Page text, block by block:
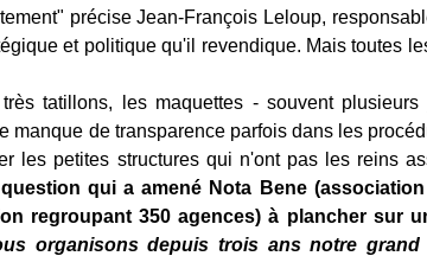
précise Jean-François Leloup,
et politique qu'il revendique. Mais toutes
très tatillons, les maquettes - souvent
manque de transparence parfois dans les
les petites structures qui n'ont pas les reins
qui a amené Nota Bene
regroupant 350 agences) à plancher sur
organisons depuis trois ans notre